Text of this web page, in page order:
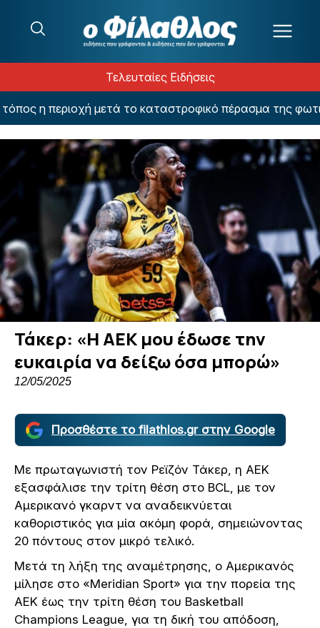
Τελευταίες Ειδήσεις
η περιοχή μετά το καταστροφικό πέρασμα της
Τάκερ: «Η ΑΕΚ μου έδωσε την
ευκαιρία να δείξω όσα μπορώ»
12/05/2025
Προσθέστε το filathlos.gr στην Google
Με πρωταγωνιστή τον Ρεϊζόν Τάκερ, η ΑΕΚ
εξασφάλισε την τρίτη θέση στο BCL, με τον
Αμερικανό γκαρντ να αναδεικνύεται
καθοριστικός για μία ακόμη φορά, σημειώνοντας
20 πόντους στον μικρό τελικό.
Μετά τη λήξη της αναμέτρησης, ο Αμερικανός
μίλησε στο «Meridian Sport» για την πορεία της
ΑΕΚ έως την τρίτη θέση του Basketball
Champions League, για τη δική του απόδοση,